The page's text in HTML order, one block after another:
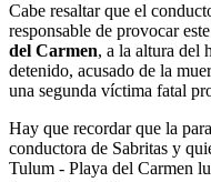
Cabe resaltar que el
responsable de provocar
del Carmen, a la altura del
detenido, acusado de la
una segunda víctima fatal
Hay que recordar que la
conductora de Sabritas y
Tulum - Playa del Carmen